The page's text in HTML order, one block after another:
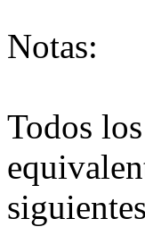
Notas:
Todos